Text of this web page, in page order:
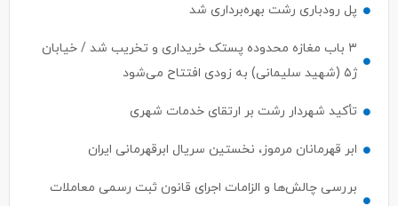
پل رودباری رشت بهره‌برداری شد
۳ باب مغازه محدوده پستک خریداری و تخریب شد / خیابان
ژ۵ (شهید سلیمانی) به زودی افتتاح می‌شود
تأکید شهردار رشت بر ارتقای خدمات شهری
ابر قهرمانان مرموز، نخستین سریال ابرقهرمانی ایران
بررسی چالش‌ها و الزامات اجرای قانون ثبت رسمی معاملات